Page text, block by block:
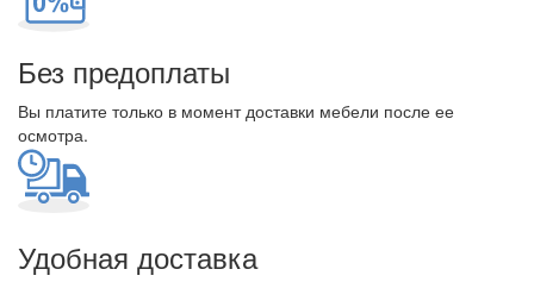
Без предоплаты
Вы платите только в момент доставки мебели после ее
осмотра.
Удобная доставка